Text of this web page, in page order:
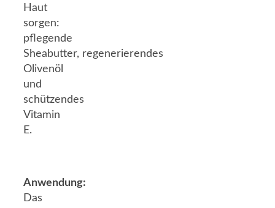
Haut
sorgen:
pflegende
Sheabutter, regenerierendes
Olivenöl
und
schützendes
Vitamin
E.
Anwendung:
Das